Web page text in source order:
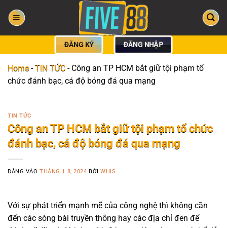
qua
ĐĂNG KÝ ĐĂNG NHẬP
Home -TIN TỨC - Công an TP HCM bắt giữ tội phạm tổ
chức đánh bạc, cá độ bóng đá qua mạng
TIN TỨC
Công an TP HCM bắt giữ tội phạm tổ chức
đánh bạc, cá độ bóng đá qua mạng
ĐĂNG VÀOTHÁNG 1 8, 2024 BỞIWHIS
Với sự phát triển mạnh mẽ của công nghệ thì không cần
đến các sòng bài truyền thông hay các địa chỉ đen để